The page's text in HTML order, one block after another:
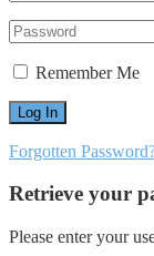
Remember Me
Forgotten
Retrieve your
Please enter your